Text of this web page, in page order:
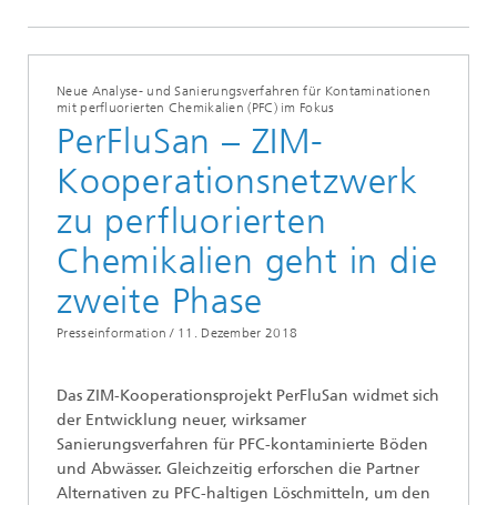
Neue Analyse- und Sanierungsverfahren für Kontaminationen
mit perfluorierten Chemikalien (PFC) im Fokus
PerFluSan – ZIM-
Kooperationsnetzwerk
zu perfluorierten
Chemikalien geht in die
zweite Phase
Presseinformation / 11. Dezember 2018
Das ZIM-Kooperationsprojekt PerFluSan widmet sich
der Entwicklung neuer, wirksamer
Sanierungsverfahren für PFC-kontaminierte Böden
und Abwässer. Gleichzeitig erforschen die Partner
Alternativen zu PFC-haltigen Löschmitteln, um den